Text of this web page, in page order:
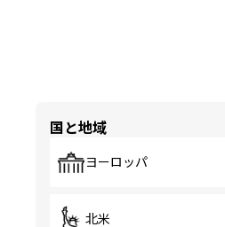
国と地域
ヨーロッパ
北米